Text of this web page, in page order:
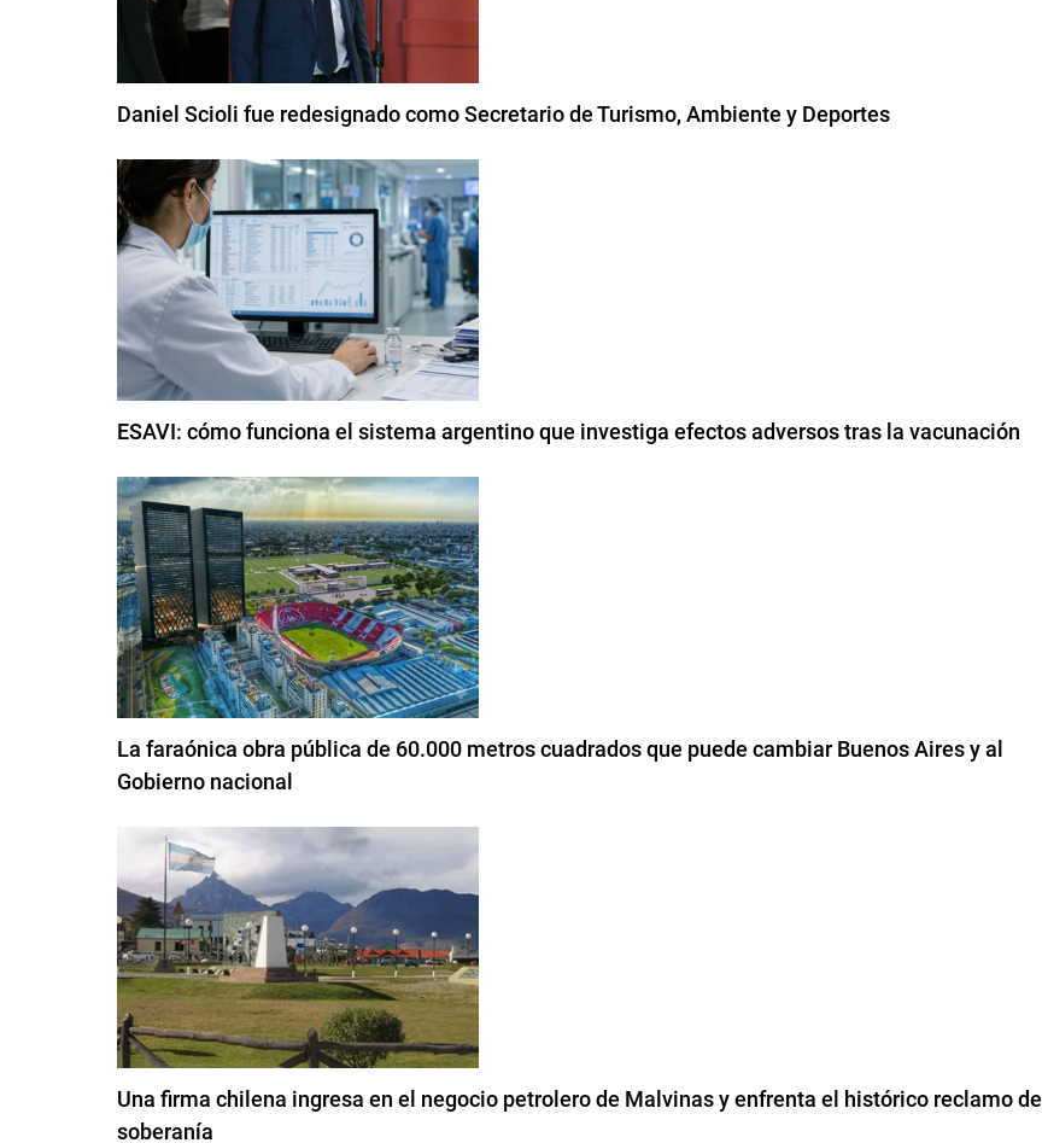
Daniel Scioli fue redesignado como Secretario de Turismo, Ambiente y Deportes
ESAVI: cómo funciona el sistema argentino que investiga efectos adversos tras la vacunación
La faraónica obra pública de 60.000 metros cuadrados que puede cambiar Buenos Aires y al
Gobierno nacional
Una firma chilena ingresa en el negocio petrolero de Malvinas y enfrenta el histórico reclamo de
soberanía